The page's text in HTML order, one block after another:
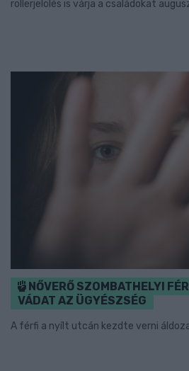
rollerjelölés is várja a családokat
NŐVERŐ SZOMBATHELYI
VÁDAT AZ ÜGYÉSZSÉG
A férfi a nyílt utcán kezdte verni